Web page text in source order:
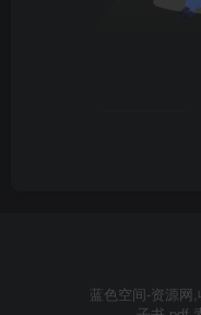
蓝色空间-资源网